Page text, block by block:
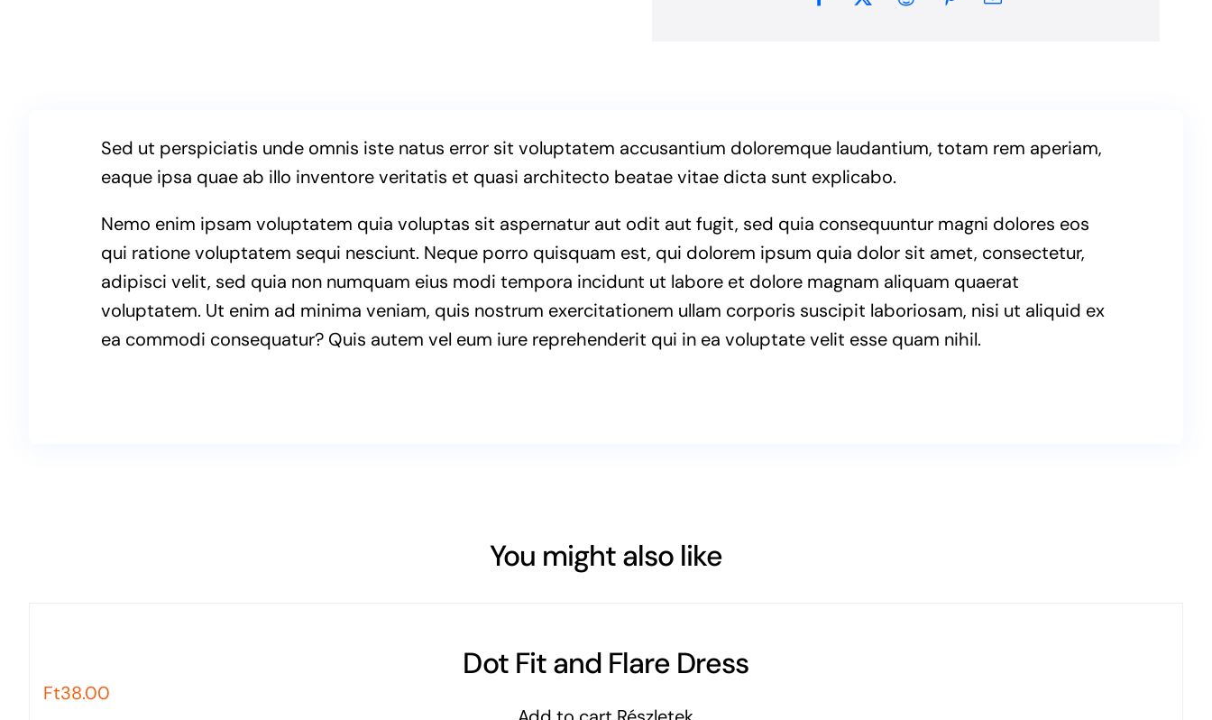
Sed ut perspiciatis unde omnis iste natus error sit voluptatem accusantium doloremque laudantium, totam rem aperiam,
eaque ipsa quae ab illo inventore veritatis et quasi architecto beatae vitae dicta sunt explicabo.
Nemo enim ipsam voluptatem quia voluptas sit aspernatur aut odit aut fugit, sed quia consequuntur magni dolores eos
qui ratione voluptatem sequi nesciunt. Neque porro quisquam est, qui dolorem ipsum quia dolor sit amet, consectetur,
adipisci velit, sed quia non numquam eius modi tempora incidunt ut labore et dolore magnam aliquam quaerat
voluptatem. Ut enim ad minima veniam, quis nostrum exercitationem ullam corporis suscipit laboriosam, nisi ut aliquid ex
ea commodi consequatur? Quis autem vel eum iure reprehenderit qui in ea voluptate velit esse quam nihil.
You might also like
Dot Fit and Flare Dress
Ft38.00